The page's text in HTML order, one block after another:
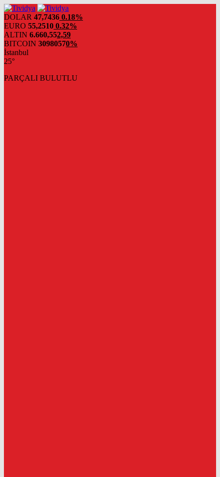
evden
eve
nakliyat
DOLAR 47,7436 0.18%
EURO 55,2510 0.32%
ALTIN 6.660,552,59
BITCOIN 30980570%
İstanbul
25°
PARÇALI BULUTLU